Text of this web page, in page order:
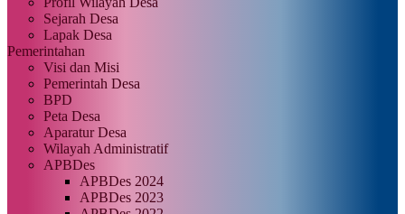
Sejarah Desa
Lapak Desa
Pemerintahan
Visi dan Misi
Pemerintah Desa
BPD
Peta Desa
Aparatur Desa
Wilayah Administratif
APBDes
APBDes 2024
APBDes 2023